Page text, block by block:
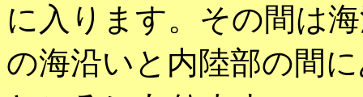
に入ります。その間は
の海沿いと内陸部の間